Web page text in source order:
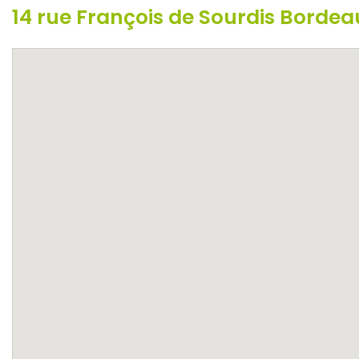
14 rue François de Sourdis